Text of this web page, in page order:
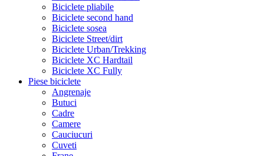
Biciclete pliabile
Biciclete second hand
Biciclete sosea
Biciclete Street/dirt
Biciclete Urban/Trekking
Biciclete XC Hardtail
Biciclete XC Fully
Piese biciclete
Angrenaje
Butuci
Cadre
Camere
Cauciucuri
Cuveti